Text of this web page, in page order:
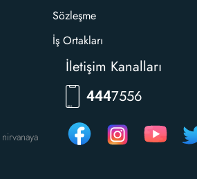
Sözleşme
İş Ortakları
İletişim Kanalları
4447556